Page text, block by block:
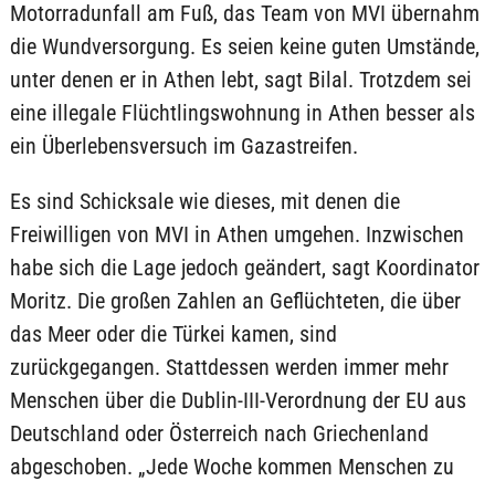
Motorradunfall am Fuß, das Team von MVI übernahm
die Wundversorgung. Es seien keine guten Umstände,
unter denen er in Athen lebt, sagt Bilal. Trotzdem sei
eine illegale Flüchtlingswohnung in Athen besser als
ein Überlebensversuch im Gazastreifen.
Es sind Schicksale wie dieses, mit denen die
Freiwilligen von MVI in Athen umgehen. Inzwischen
habe sich die Lage jedoch geändert, sagt Koordinator
Moritz. Die großen Zahlen an Geflüchteten, die über
das Meer oder die Türkei kamen, sind
zurückgegangen. Stattdessen werden immer mehr
Menschen über die Dublin-III-Verordnung der EU aus
Deutschland oder Österreich nach Griechenland
abgeschoben. „Jede Woche kommen Menschen zu